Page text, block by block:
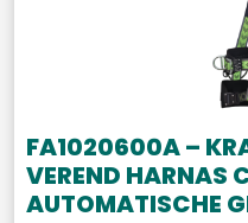
FA1020600A –
VEREND HARNAS
AUTOMATISCHE